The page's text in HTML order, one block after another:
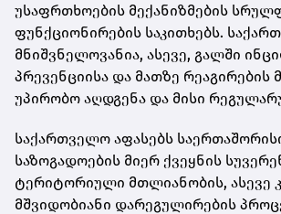
უსაფრთხოების მექანიზმების
ფუნქციონირების საკითხებს.
მნიშვნელოვანია, ასევე, გალში
პრევენციისა და მათზე რეაგირების
უპირობო აღდგენა და მისი
საქართველო აფასებს
საზოგადოების მიერ ქვეყნის
ტერიტორიული მთლიანობის, ასევე
მშვიდობიანი დარეგულირების